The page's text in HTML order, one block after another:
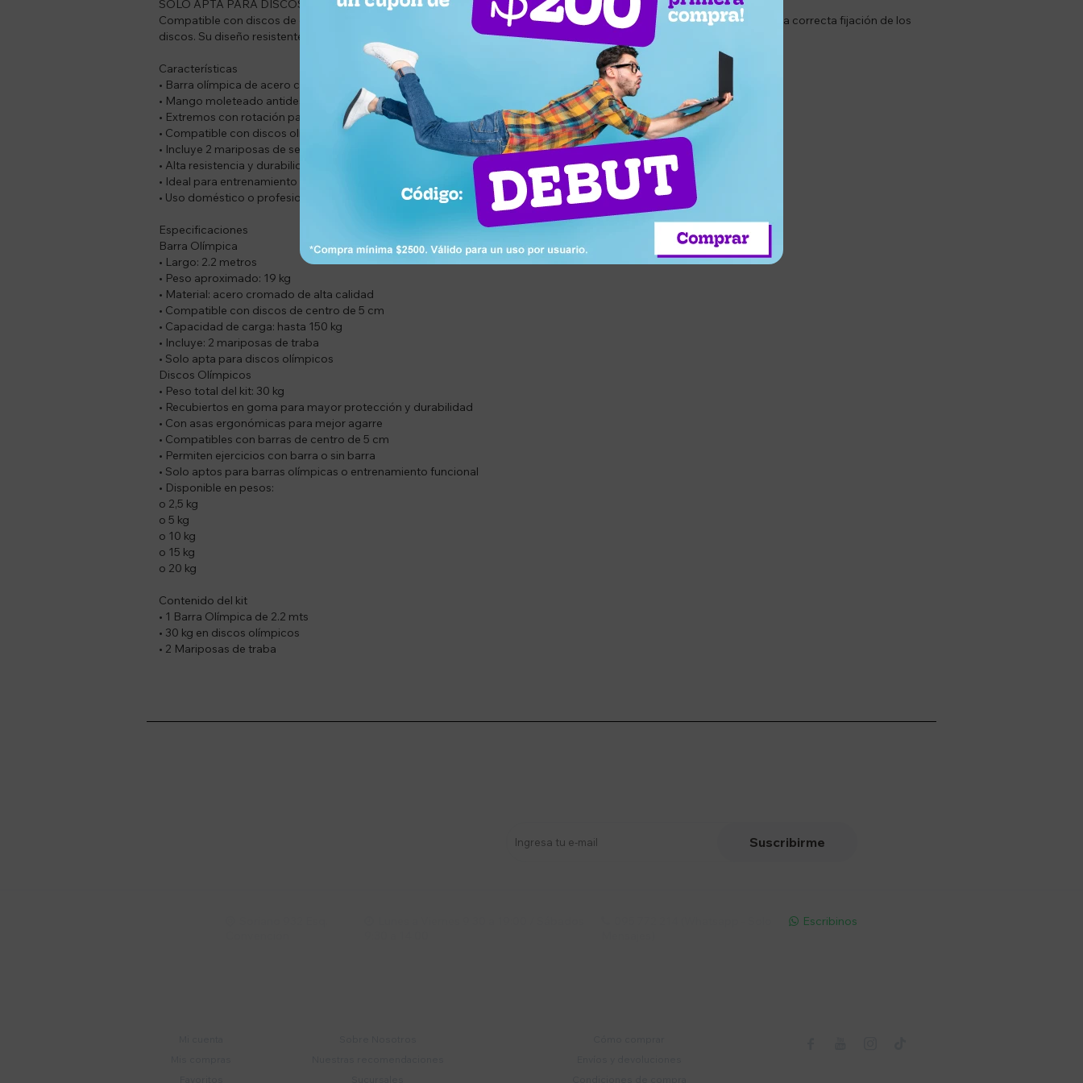
SOLO APTA PARA DISCOS OLÍMPICOS
Compatible con discos de centro de 5 cm, asegurando un ajuste seguro y estable. Incluye 2 mariposas de traba para una correcta fijación de los
discos. Su diseño resistente es ideal para entrenamientos intensivos tanto en casa como en gimnasio.
Características
• Barra olímpica de acero cromado
• Mango moleteado antideslizante
• Extremos con rotación para mayor estabilidad
• Compatible con discos olímpicos de 50 mm
• Incluye 2 mariposas de seguridad
• Alta resistencia y durabilidad
• Ideal para entrenamiento de fuerza y musculación
• Uso doméstico o profesional
Especificaciones
Barra Olímpica
• Largo: 2.2 metros
• Peso aproximado: 19 kg
• Material: acero cromado de alta calidad
• Compatible con discos de centro de 5 cm
• Capacidad de carga: hasta 150 kg
• Incluye: 2 mariposas de traba
• Solo apta para discos olímpicos
Discos Olímpicos
• Peso total del kit: 30 kg
• Recubiertos en goma para mayor protección y durabilidad
• Con asas ergonómicas para mejor agarre
• Compatibles con barras de centro de 5 cm
• Permiten ejercicios con barra o sin barra
• Solo aptos para barras olímpicas o entrenamiento funcional
• Disponible en pesos:
o 2,5 kg
o 5 kg
o 10 kg
o 15 kg
o 20 kg
Contenido del kit
• 1 Barra Olímpica de 2.2 mts
• 30 kg en discos olímpicos
• 2 Mariposas de traba
Suscribirme
 Escribinos